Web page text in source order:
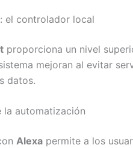
el controlador local
proporciona un nivel
mejoran al evitar
datos.
la automatización
Alexa permite a los